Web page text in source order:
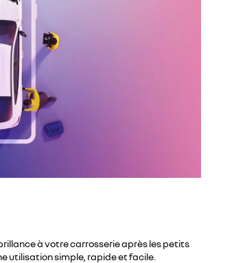
à votre carrosserie après les petits
utilisation simple, rapide et facile.